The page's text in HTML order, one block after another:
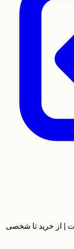
| از خرید تا شخصی